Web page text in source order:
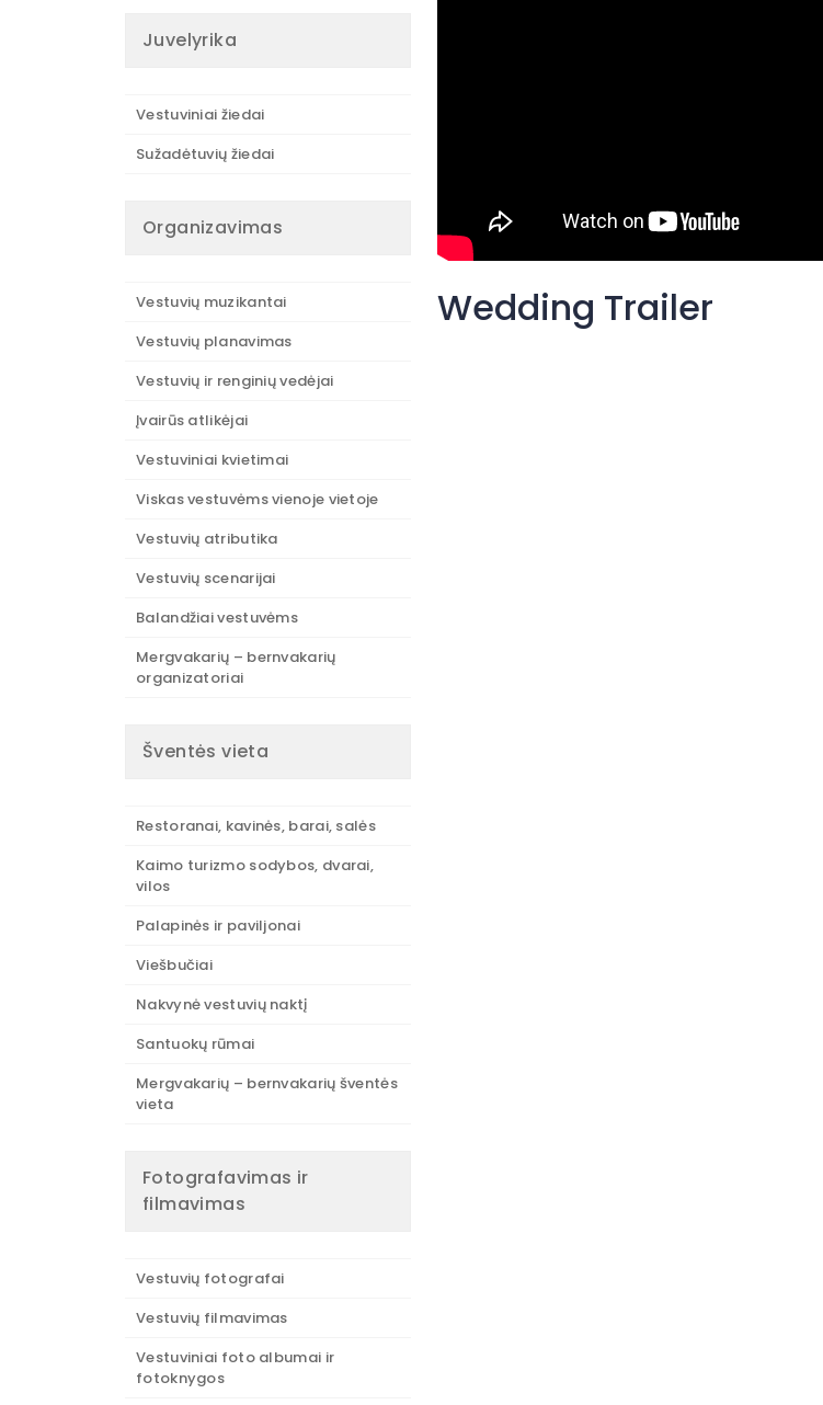
Juvelyrika
Vestuviniai žiedai
Sužadėtuvių žiedai
Organizavimas
Vestuvių muzikantai
Vestuvių planavimas
Vestuvių ir renginių vedėjai
Įvairūs atlikėjai
Vestuviniai kvietimai
Viskas vestuvėms vienoje vietoje
Vestuvių atributika
Vestuvių scenarijai
Balandžiai vestuvėms
Mergvakarių – bernvakarių
organizatoriai
Šventės vieta
Restoranai, kavinės, barai, salės
Kaimo turizmo sodybos, dvarai,
vilos
Palapinės ir paviljonai
Viešbučiai
Nakvynė vestuvių naktį
Santuokų rūmai
Mergvakarių – bernvakarių šventės
vieta
Fotografavimas ir
filmavimas
Vestuvių fotografai
Vestuvių filmavimas
Vestuviniai foto albumai ir
fotoknygos
Wedding Trailer